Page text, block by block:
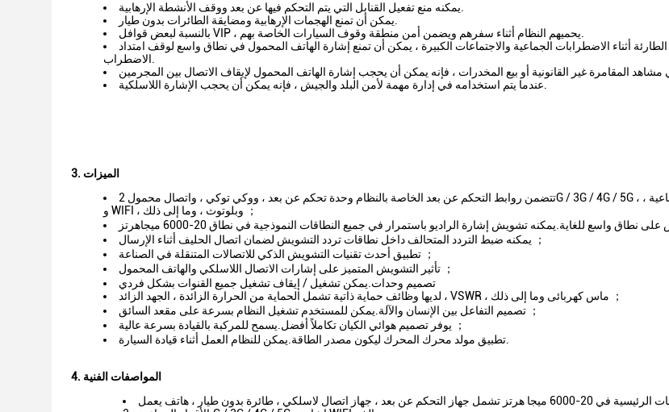
يمكنه منع تفعيل القنابل التي يتم التحكم فيها عن بعد ووقف الأنشطة الإرهابية.
يمكن أن تمنع الهجمات الإرهابية ومضايقة الطائرات بدون طيار.
بالنسبة لبعض قوافل VIP ، يحميهم النظام أثناء سفرهم ويضمن أمن منطقة وقوف السيارات الخاصة بهم.
أثناء الاضطرابات الجماعية والاجتماعات الكبيرة ، يمكن أن تمنع إشارة الهاتف المحمول في نطاق واسع لوقف امتداد
الاضطراب.
عندما يتم استخدامه في إدارة مهمة لأمن البلد والجيش ، فإنه يمكن أن يحجب الإشارة اللاسلكية.
3. الميزات
تتضمن روابط التحكم عن بعد الخاصة بالنظام وحدة تحكم عن بعد ، ووكي توكي ، واتصال محمول 2G / 3G / 4G / 5G ، وهاتف يعمل بالأقمار الصناعية ،
و WIFI ، وبلوتوث ، وما إلى ذلك ；
يمكنه ضبط التردد المتحالف داخل نطاقات تردد التشويش لضمان اتصال الحليف أثناء الإرسال ；
تطبيق أحدث تقنيات التشويش الذكي للاتصالات المتنقلة في الصناعة ；
تأثير التشويش المتميز على إشارات الاتصال اللاسلكي والهاتف المحمول ；
تصميم وحدات.يمكن تشغيل / إيقاف تشغيل جميع القنوات بشكل فردي
لديها وظائف حماية ذاتية تشمل الحماية من الحرارة الزائدة ، الجهد الزائد ، VSWR ، ماس كهربائى وما إلى ذلك ；
تصميم التفاعل بين الإنسان والآلة.يمكن للمستخدم تشغيل النظام بسرعة على مقعد السائق ；
يوفر تصميم هوائي الكيان تكاملاً أفضل.يسمح للمركبة بالقيادة بسرعة عالية ；
تطبيق مولد محرك المحرك ليكون مصدر الطاقة.يمكن للنظام العمل أثناء قيادة السيارة.
4. المواصفات الفنية
نطاق التردد: النطاقات الرئيسية في 20-6000 ميجا هرتز تشمل جهاز التحكم عن بعد ، جهاز اتصال لاسلكي ، طائرة بدون طيار ، هاتف يعمل